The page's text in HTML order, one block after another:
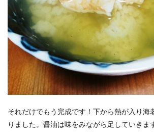
それだけでもう完成です！下から熱が入り海
りました。醤油は味をみながら足していきま